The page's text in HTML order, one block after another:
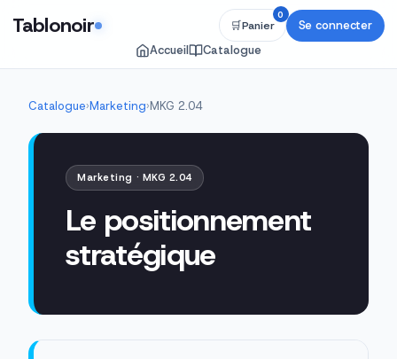
Tablonoir
Accueil Catalogue
🛒Panier
0
Se connecter
Catalogue›Marketing›MKG 2.04
Marketing · MKG 2.04
Le positionnement
stratégique